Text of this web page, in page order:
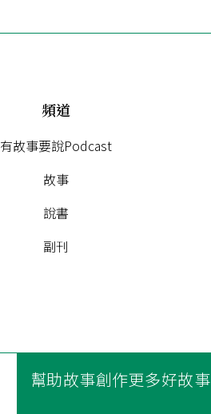
頻道
有故事要說Podcast
故事
說書
副刊
幫助故事創作更多好故事